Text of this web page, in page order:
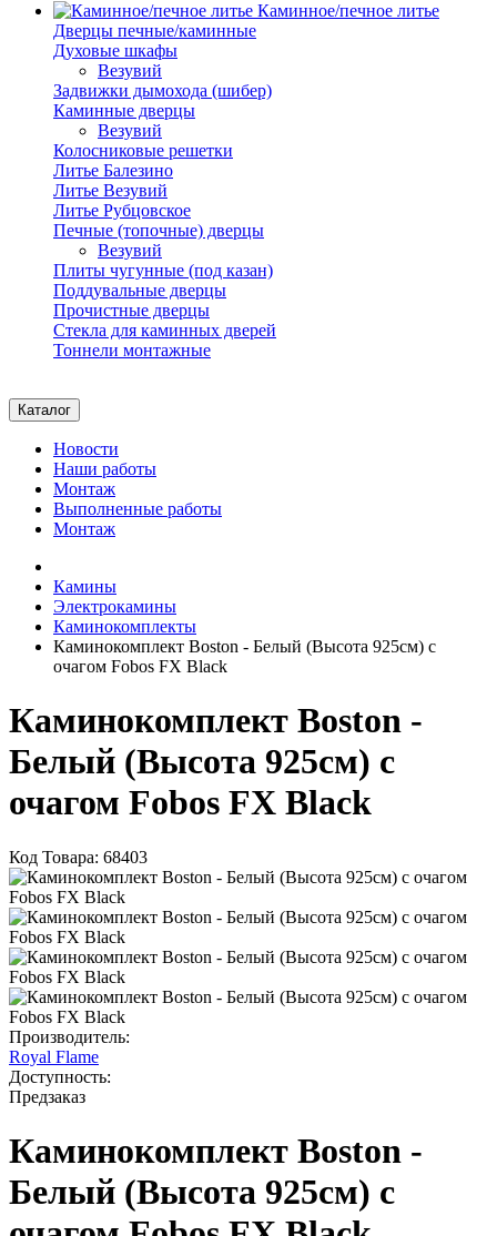
Каминное/печное литье
Дверцы печные/каминные
Духовые шкафы
Везувий
Задвижки дымохода (шибер)
Каминные дверцы
Везувий
Колосниковые решетки
Литье Балезино
Литье Везувий
Литье Рубцовское
Печные (топочные) дверцы
Везувий
Плиты чугунные (под казан)
Поддувальные дверцы
Прочистные дверцы
Стекла для каминных дверей
Тоннели монтажные
Каталог
Новости
Наши работы
Монтаж
Выполненные работы
Монтаж
Камины
Электрокамины
Каминокомплекты
Каминокомплект Boston - Белый (Высота 925см) с
очагом Fobos FX Black
Каминокомплект Boston -
Белый (Высота 925см) с
очагом Fobos FX Black
Код Товара: 68403
Производитель:
Royal Flame
Доступность:
Предзаказ
Каминокомплект Boston -
Белый (Высота 925см) с